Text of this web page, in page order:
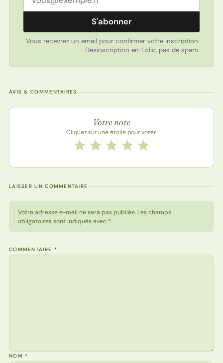
S'abonner
Vous recevrez un email pour confirmer votre inscription.
Désinscription en 1 clic, pas de spam.
AVIS & COMMENTAIRES
Note de la recette
Votre note
Cliquez sur une étoile pour voter.
Notez cette recette de 1 à 5 étoiles
5 étoiles
4 étoiles
3 étoiles
2 étoiles
1 étoile
LAISSER UN COMMENTAIRE
Votre adresse e-mail ne sera pas publiée. Les champs
obligatoires sont indiqués avec *
COMMENTAIRE *
NOM*